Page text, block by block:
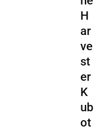
H
ar
ve
st
er
K
ub
ot